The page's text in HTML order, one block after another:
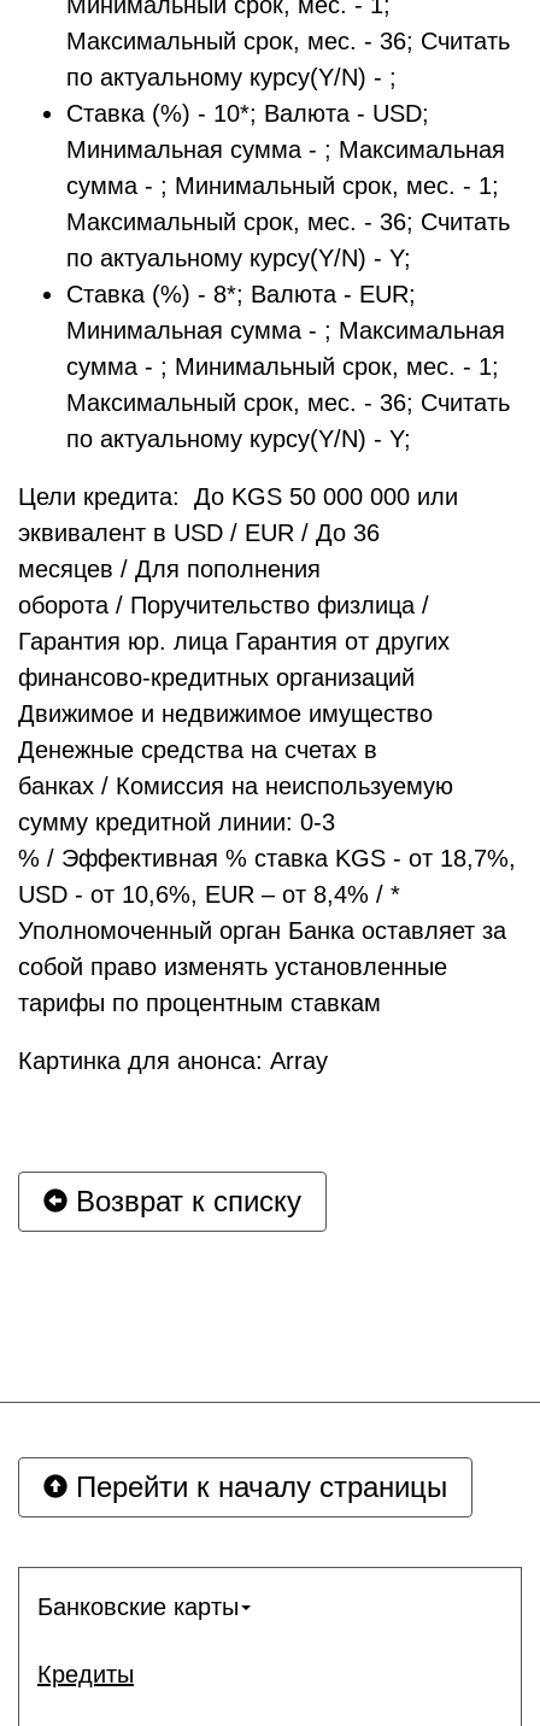
Максимальный срок, мес. - 36; Считать
по актуальному курсу(Y/N) - ;
Ставка (%) - 10*; Валюта - USD;
Минимальная сумма - ; Максимальная
сумма - ; Минимальный срок, мес. - 1;
Максимальный срок, мес. - 36; Считать
по актуальному курсу(Y/N) - Y;
Ставка (%) - 8*; Валюта - EUR;
Минимальная сумма - ; Максимальная
сумма - ; Минимальный срок, мес. - 1;
Максимальный срок, мес. - 36; Считать
по актуальному курсу(Y/N) - Y;
Цели кредита: До KGS 50 000 000 или
эквивалент в USD / EUR / До 36
месяцев / Для пополнения
оборота / Поручительство физлица /
Гарантия юр. лица Гарантия от других
финансово-кредитных организаций
Движимое и недвижимое имущество
Денежные средства на счетах в
банках / Комиссия на неиспользуемую
сумму кредитной линии: 0-3
% / Эффективная % ставка KGS - от 18,7%,
USD - от 10,6%, EUR – от 8,4% / *
Уполномоченный орган Банка оставляет за
собой право изменять установленные
тарифы по процентным ставкам
Картинка для анонса: Array
Возврат к списку
Перейти к началу страницы
Банковские карты
Кредиты